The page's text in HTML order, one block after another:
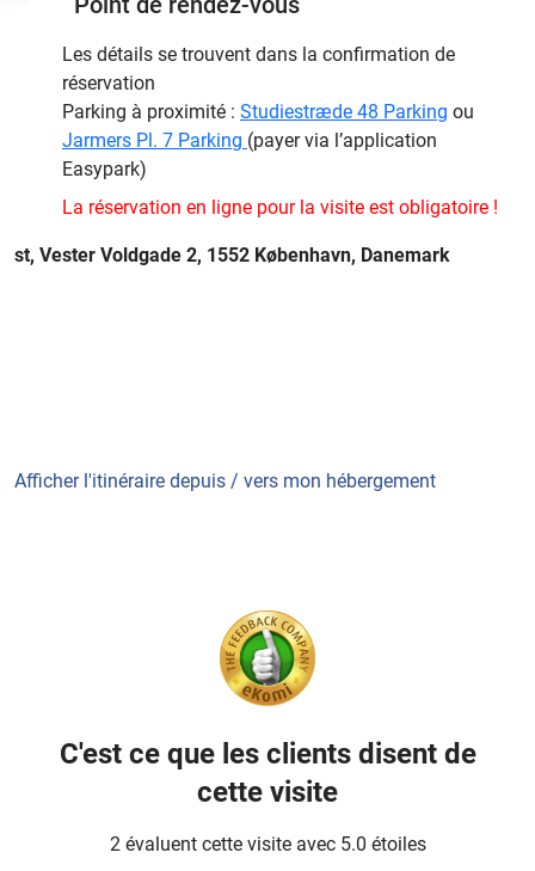
Les détails se trouvent dans la confirmation de
réservation
Parking à proximité : Studiestræde 48 Parking ou
Jarmers Pl. 7 Parking (payer via l’application
Easypark)
La réservation en ligne pour la visite est obligatoire !
st, Vester Voldgade 2, 1552 København, Danemark
Afficher l'itinéraire depuis / vers mon hébergement
C'est ce que les clients disent de
cette visite
2 évaluent cette visite avec 5.0 étoiles